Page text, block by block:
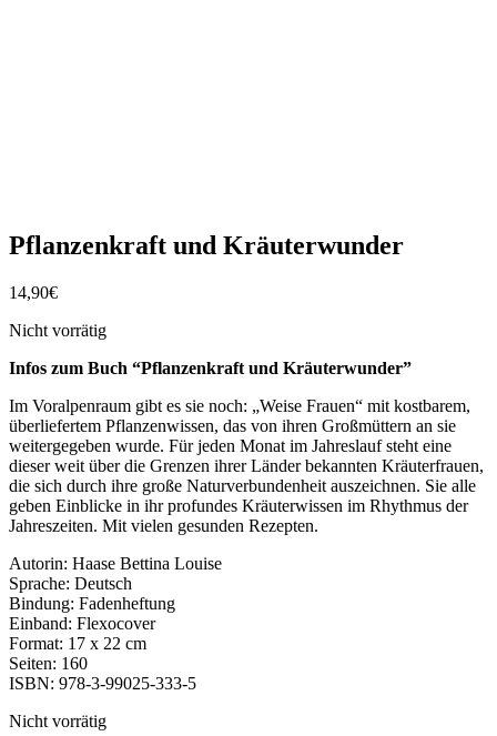
Pflanzenkraft und Kräuterwunder
14,90€
Nicht vorrätig
Infos zum Buch “Pflanzenkraft und Kräuterwunder”
Im Voralpenraum gibt es sie noch: „Weise Frauen“ mit kostbarem,
überliefertem Pflanzenwissen, das von ihren Großmüttern an sie
weitergegeben wurde. Für jeden Monat im Jahreslauf steht eine
dieser weit über die Grenzen ihrer Länder bekannten Kräuterfrauen,
die sich durch ihre große Naturverbundenheit auszeichnen. Sie alle
geben Einblicke in ihr profundes Kräuterwissen im Rhythmus der
Jahreszeiten. Mit vielen gesunden Rezepten.
Autorin: Haase Bettina Louise
Sprache: Deutsch
Bindung: Fadenheftung
Einband: Flexocover
Format: 17 x 22 cm
Seiten: 160
ISBN: 978-3-99025-333-5
Nicht vorrätig